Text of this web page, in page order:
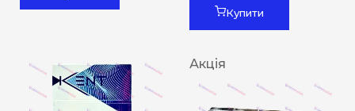
Купити
Акція